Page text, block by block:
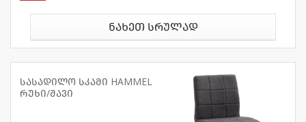
ნახეთ სრულად
სასადილო სკამი HAMMEL
რუხი/შავი